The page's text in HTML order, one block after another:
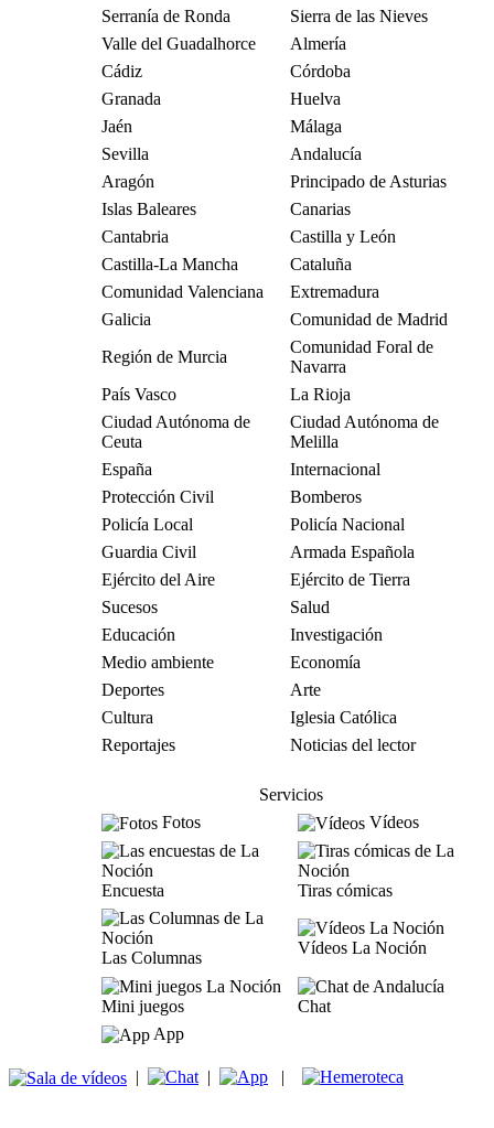
Serranía de Ronda
Sierra de las Nieves
Valle del Guadalhorce
Almería
Cádiz
Córdoba
Granada
Huelva
Jaén
Málaga
Sevilla
Andalucía
Aragón
Principado de Asturias
Islas Baleares
Canarias
Cantabria
Castilla y León
Castilla-La Mancha
Cataluña
Comunidad Valenciana
Extremadura
Galicia
Comunidad de Madrid
Región de Murcia
Comunidad Foral de
Navarra
País Vasco
La Rioja
Ciudad Autónoma de
Ceuta
Ciudad Autónoma de
Melilla
España
Internacional
Protección Civil
Bomberos
Policía Local
Policía Nacional
Guardia Civil
Armada Española
Ejército del Aire
Ejército de Tierra
Sucesos
Salud
Educación
Investigación
Medio ambiente
Economía
Deportes
Arte
Cultura
Iglesia Católica
Reportajes
Noticias del lector
Servicios
Fotos
Vídeos
Encuesta Tiras cómicas
Las Columnas
Vídeos La Noción
Mini juegos
Chat
App
| | |